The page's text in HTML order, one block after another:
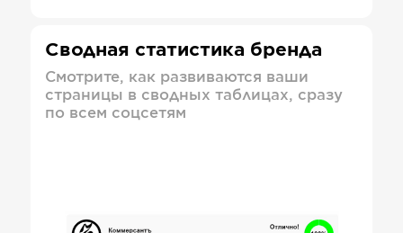
Сводная статистика бренда
Смотрите, как развиваются ваши
страницы в сводных таблицах, сразу
по всем соцсетям